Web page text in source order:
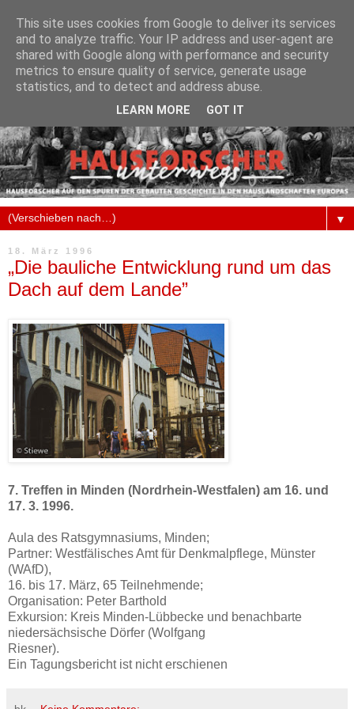
▼
18. März 1996
„Die bauliche Entwicklung rund um das
Dach auf dem Lande”
7. Treffen in Minden (Nordrhein-Westfalen) am 16. und
17. 3. 1996.
Aula des Ratsgymnasiums, Minden;
Partner: Westfälisches Amt für Denkmalpflege, Münster
(WAfD),
16. bis 17. März, 65 Teilnehmende;
Organisation: Peter Barthold
Exkursion: Kreis Minden-Lübbecke und benachbarte
niedersächsische Dörfer (Wolfgang
Riesner).
Ein Tagungsbericht ist nicht erschienen
This site uses cookies from Google to deliver its services
and to analyze traffic. Your IP address and user-agent are
shared with Google along with performance and security
metrics to ensure quality of service, generate usage
statistics, and to detect and address abuse.
LEARN MORE GOT IT